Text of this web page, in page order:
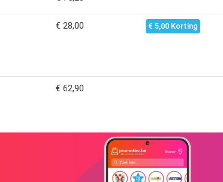
€ 28,00 € 5,00 Korting
€ 62,90